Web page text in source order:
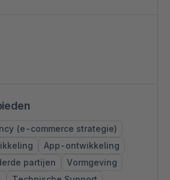
(e-commerce strategie)
App-ontwikkeling
partijen
Vormgeving